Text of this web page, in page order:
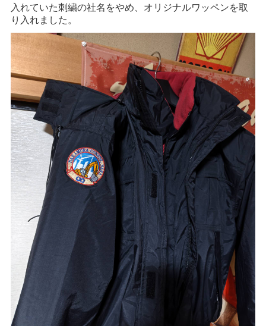
入れていた刺繍の社名をやめ、オリジナルワッペンを取
り入れました。